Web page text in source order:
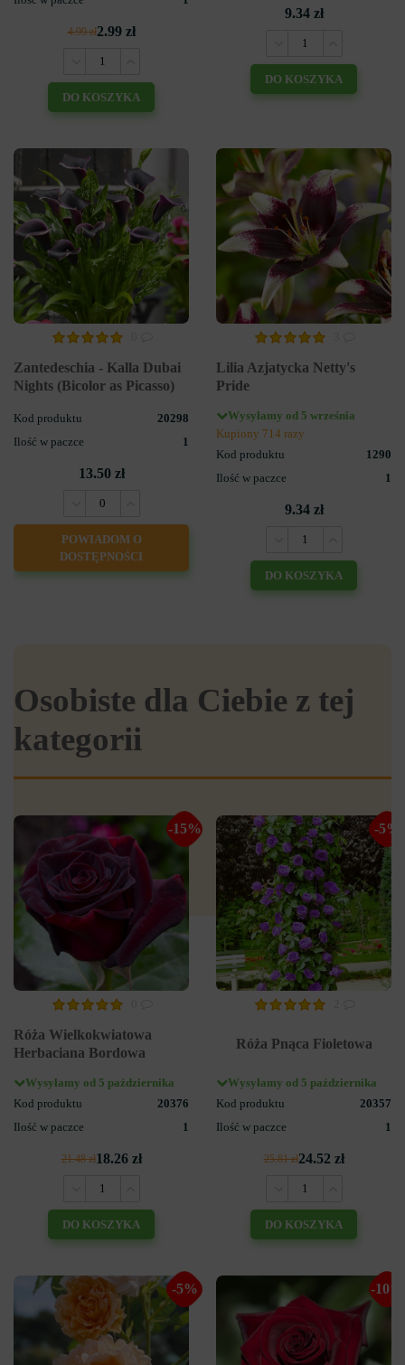
4.99 zł2.99 zł
DO KOSZYKA
9.34 zł
DO KOSZYKA
Zantedeschia - Kalla Dubai
Nights (Bicolor as Picasso)
Kod produktu
20298
Ilość w paczce
1
13.50 zł
POWIADOM O
DOSTĘPNOŚCI
Lilia Azjatycka Netty's
Pride
Wysyłamy od 5 września
Kupiony 714 razy
Kod produktu
1290
Ilość w paczce
1
9.34 zł
DO KOSZYKA
Osobiste dla Ciebie z tej
kategorii
-15%
Róża Wielkokwiatowa
Herbaciana Bordowa
Wysyłamy od 5 października
Kod produktu
20376
Ilość w paczce
1
21.48 zł18.26 zł
DO KOSZYKA
-5%
Róża Pnąca Fioletowa
Wysyłamy od 5 października
Kod produktu
20357
Ilość w paczce
1
25.81 zł24.52 zł
DO KOSZYKA
-5% -10%